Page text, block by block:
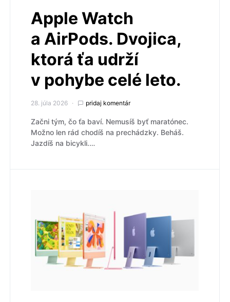
Apple Watch
a AirPods. Dvojica,
ktorá ťa udrží
v pohybe celé leto.
28. júla 2026 pridaj komentár
Začni tým, čo ťa baví. Nemusíš byť maratónec.
Možno len rád chodíš na prechádzky. Beháš.
Jazdíš na bicykli.…